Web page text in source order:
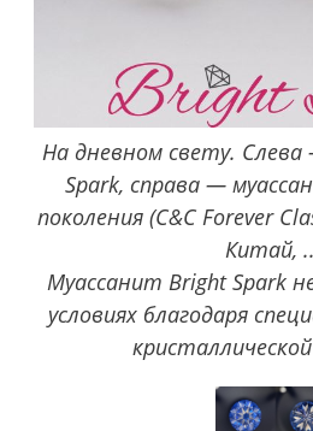
На дневном свету.
Spark, справа —
поколения (C&C Forever
Китай,
Муассанит Bright Spark
условиях благодаря